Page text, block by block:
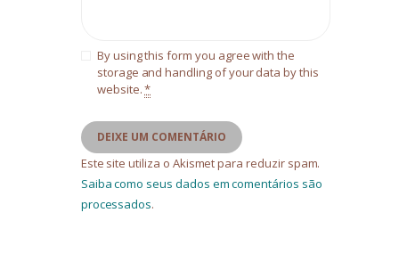
By using this form you agree with the
storage and handling of your data by this
website.*
Este site utiliza o Akismet para reduzir spam.
Saiba como seus dados em comentários são
processados.